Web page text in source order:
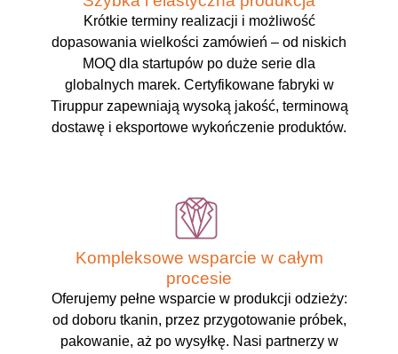
Krótkie terminy realizacji i możliwość
dopasowania wielkości zamówień – od niskich
MOQ dla startupów po duże serie dla
globalnych marek. Certyfikowane fabryki w
Tiruppur zapewniają wysoką jakość, terminową
dostawę i eksportowe wykończenie produktów.
Kompleksowe wsparcie w całym
procesie
Oferujemy pełne wsparcie w produkcji odzieży:
od doboru tkanin, przez przygotowanie próbek,
pakowanie, aż po wysyłkę. Nasi partnerzy w